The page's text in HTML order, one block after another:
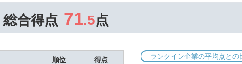
総合得点 71.5点
順位 得点 ランクイン企業の平均点との